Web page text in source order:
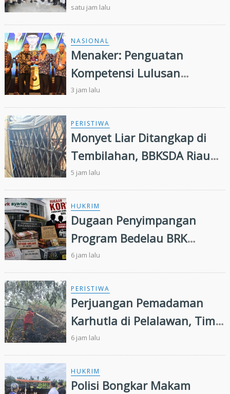
2026 dan Resmikan Sekolah
Rakyat di Kuansing
satu jam lalu
NASIONAL
Menaker: Penguatan
Kompetensi Lulusan
Perguruan Tinggi Penting
untuk Menjawab Kebutuhan
Dunia Kerja
3 jam lalu
PERISTIWA
Monyet Liar Ditangkap di
Tembilahan, BBKSDA Riau
Lakukan Identifikasi
5 jam lalu
HUKRIM
Dugaan Penyimpangan
Program Bedelau BRK
Syariah, LSM Minta Kejati
Riau Periksa Direksi
6 jam lalu
PERISTIWA
Perjuangan Pemadaman
Karhutla di Pelalawan, Tim
Manggala Agni Jalan Kaki
Hingga Dua Kilometer
6 jam lalu
HUKRIM
Polisi Bongkar Makam